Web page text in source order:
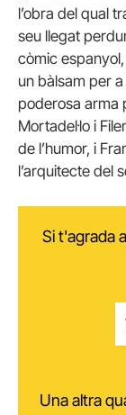
l’obra del qual
seu llegat
còmic
un bàlsam per a
poderosa arma
Mortadel·lo i
de l’humor, i
l’arquitecte del
Si t'agrada
Una altra